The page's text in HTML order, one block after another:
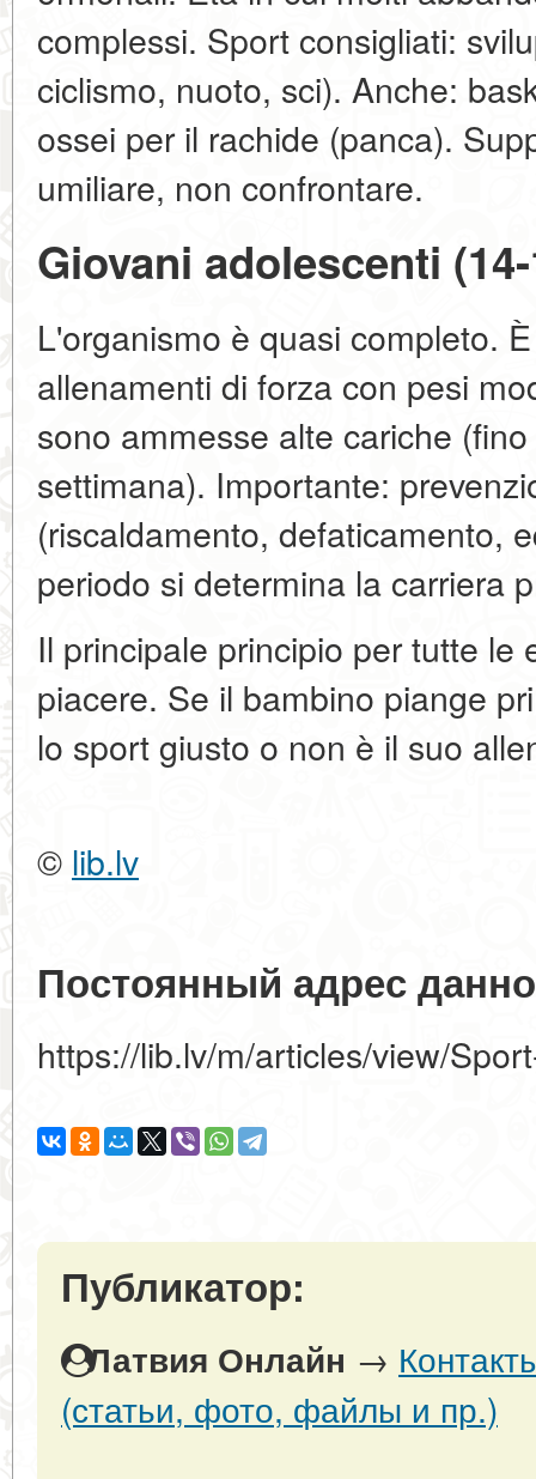
complessi. Sport consigliati:
ciclismo, nuoto, sci). Anche:
ossei per il rachide (panca).
umiliare, non confrontare.
Giovani adolescenti
L'organismo è quasi completo.
allenamenti di forza con pesi
sono ammesse alte cariche
settimana). Importante:
(riscaldamento, defaticamento,
periodo si determina la carriera
Il principale principio per tutte
piacere. Se il bambino piange
lo sport giusto o non è il suo
© lib.lv
Постоянный адрес
https://lib.lv/m/articles/view/
Публикатор:
Латвия Онлайн →
(статьи, фото, файлы и пр.)